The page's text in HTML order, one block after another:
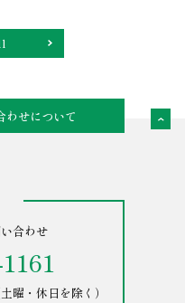
わせについて
合わせ
曜・休日を除く）